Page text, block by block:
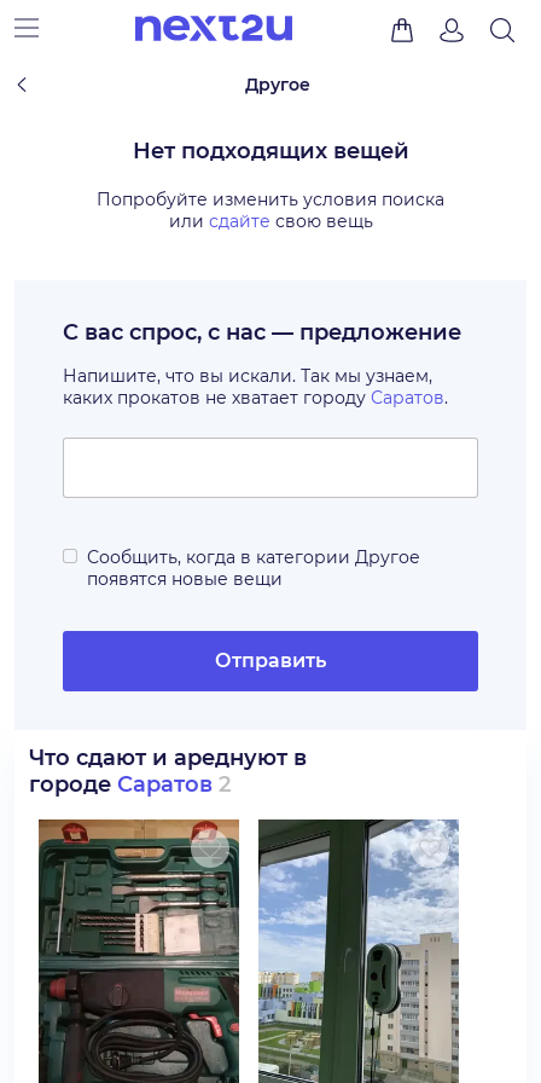
Другое
Нет подходящих вещей
Попробуйте изменить условия поиска
или сдайте свою вещь
С вас спрос, с нас — предложение
Напишите, что вы искали. Так мы узнаем,
каких прокатов не хватает городу Саратов.
Сообщить, когда в категории Другое
появятся новые вещи
Отправить
Что сдают и ареднуют в
городе Саратов 2